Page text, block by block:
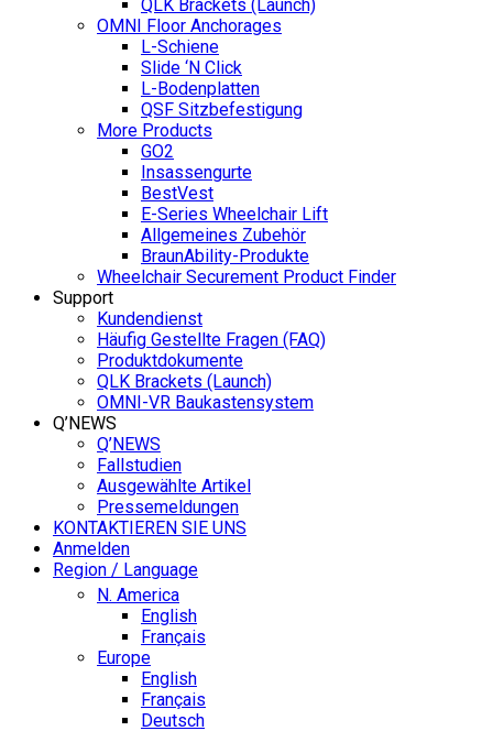
QLK Brackets (Launch)
OMNI Floor Anchorages
L-Schiene
Slide ‘N Click
L-Bodenplatten
QSF Sitzbefestigung
More Products
GO2
Insassengurte
BestVest
E-Series Wheelchair Lift
Allgemeines Zubehör
BraunAbility-Produkte
Wheelchair Securement Product Finder
Support
Kundendienst
Häufig Gestellte Fragen (FAQ)
Produktdokumente
QLK Brackets (Launch)
OMNI-VR Baukastensystem
Q’NEWS
Q’NEWS
Fallstudien
Ausgewählte Artikel
Pressemeldungen
KONTAKTIEREN SIE UNS
Anmelden
Region / Language
N. America
English
Français
Europe
English
Français
Deutsch